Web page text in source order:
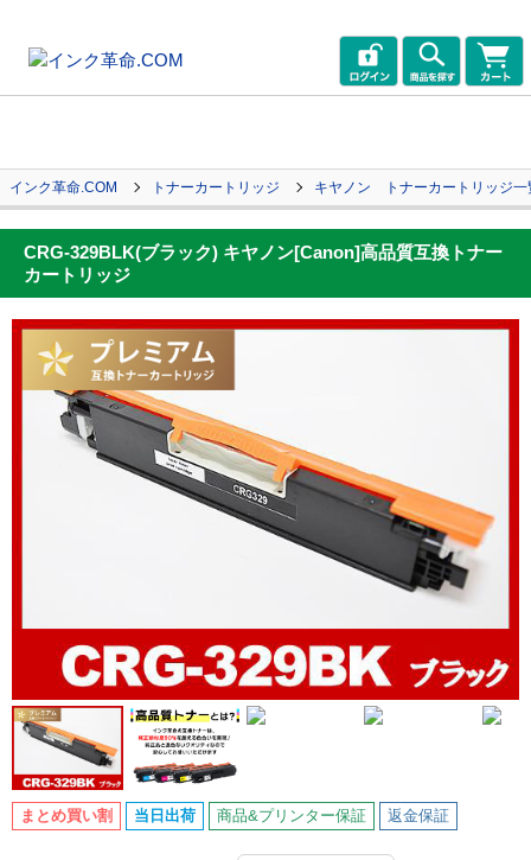
インク革命.COM トナーカートリッジ キヤノン トナーカートリッジ一
CRG-329BLK(ブラック) キヤノン[Canon]高品質互換トナー
カートリッジ
まとめ買い割 当日出荷 商品&プリンター保証 返金保証